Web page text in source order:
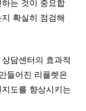
는 것이 중요합
확실히 점검해
담센터의 효과적
들어진 리플렛은
도를 향상시키는